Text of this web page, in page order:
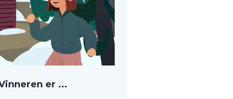
er ...